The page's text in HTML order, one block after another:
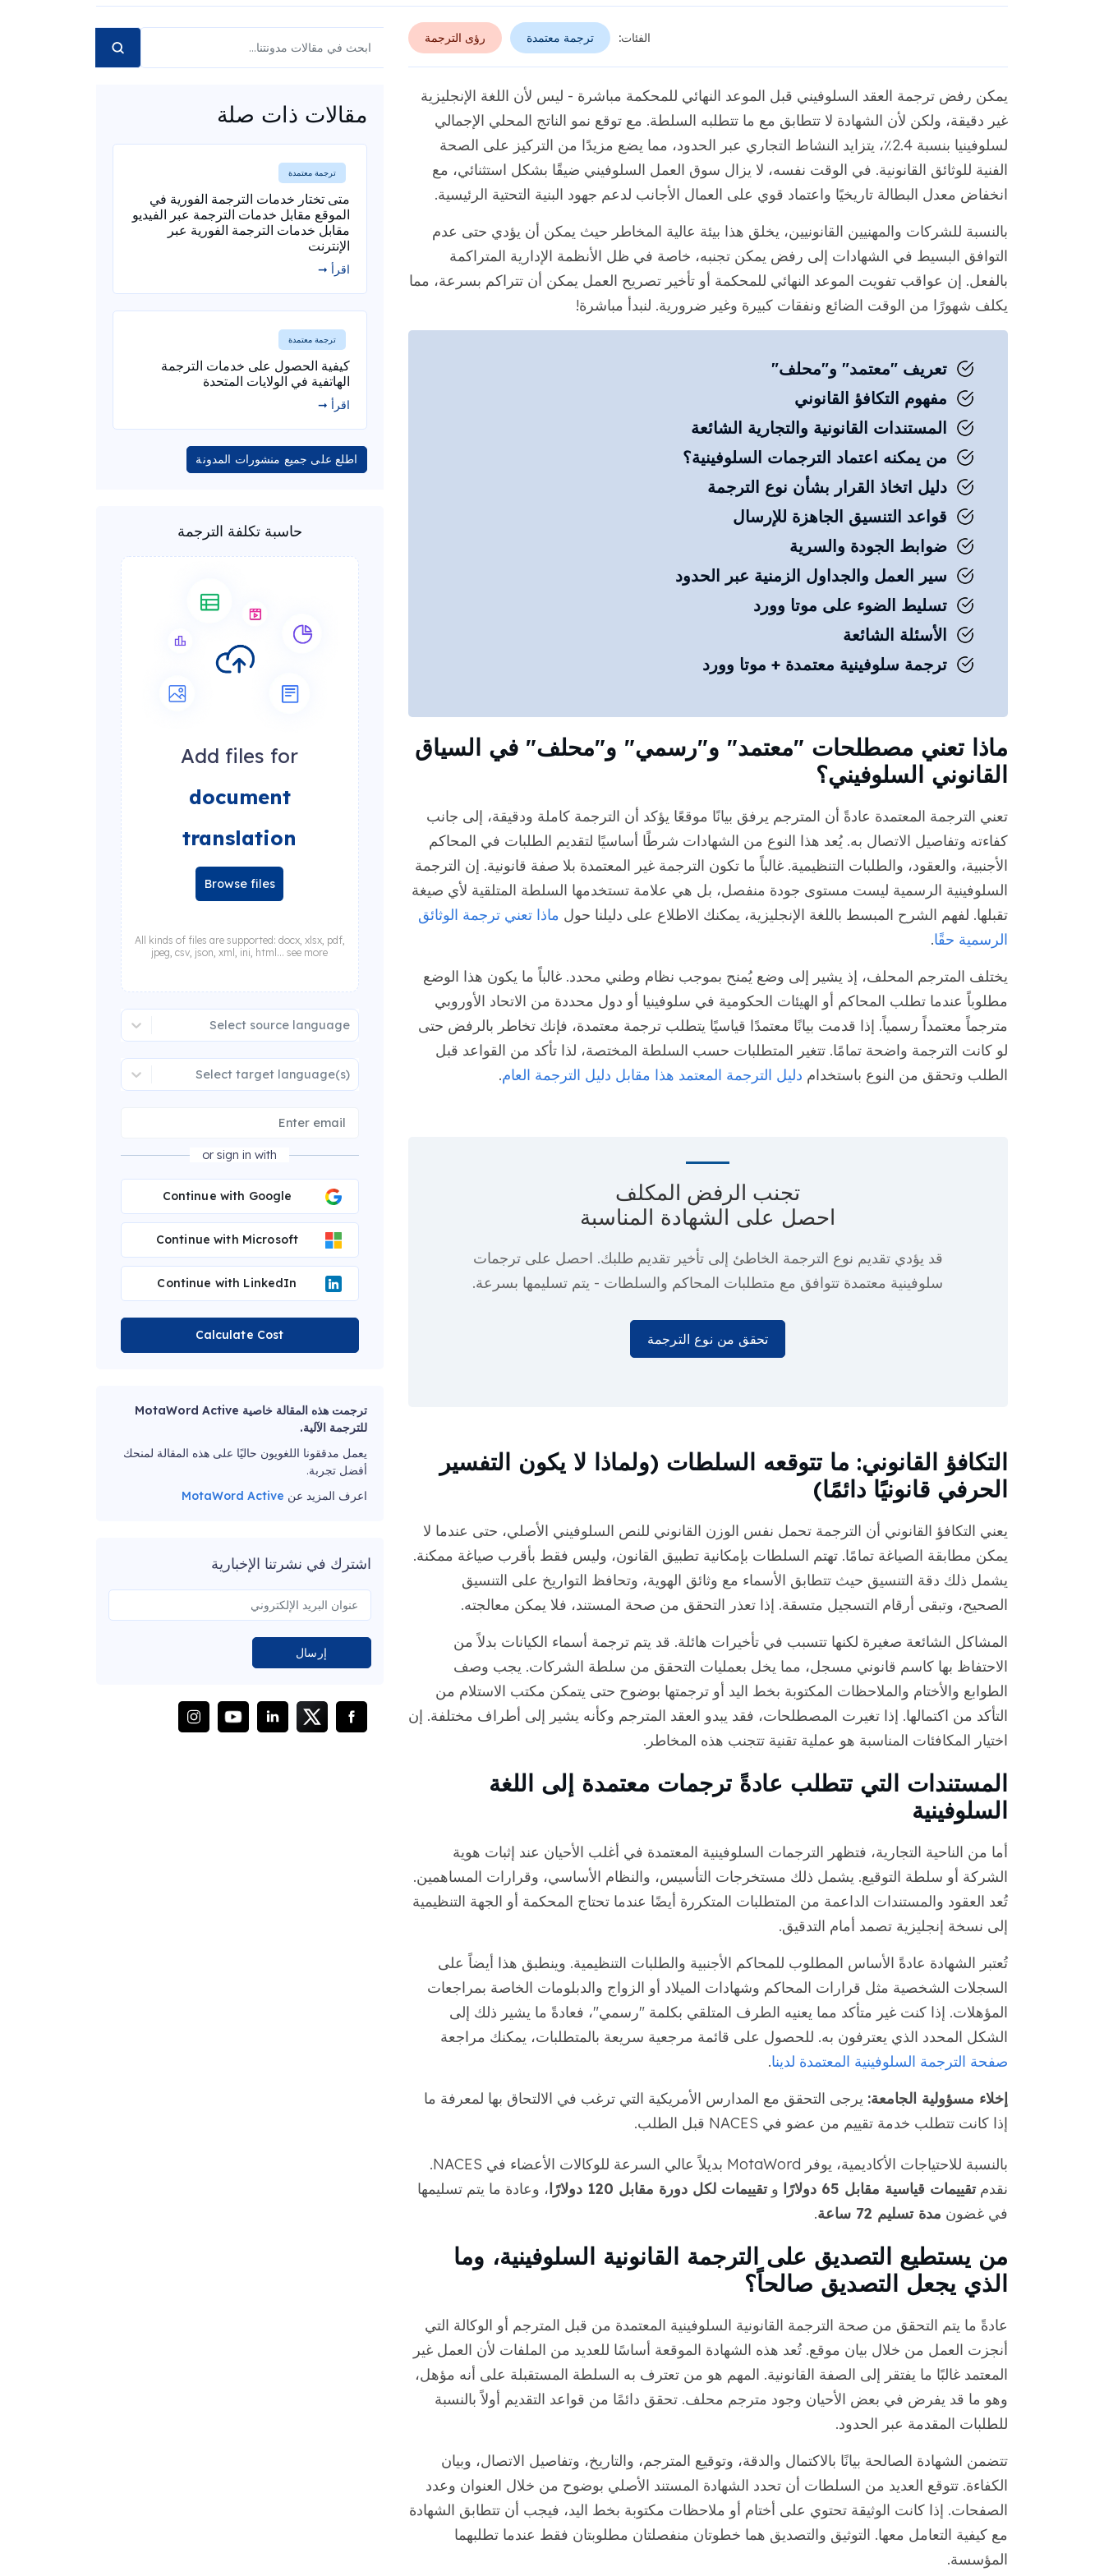
الفئات: ترجمة معتمدة رؤى الترجمة
يمكن رفض ترجمة العقد السلوفيني قبل الموعد النهائي للمحكمة مباشرة - ليس لأن اللغة الإنجليزية
غير دقيقة، ولكن لأن الشهادة لا تتطابق مع ما تتطلبه السلطة. مع توقع نمو الناتج المحلي الإجمالي
لسلوفينيا بنسبة 2.4٪، يتزايد النشاط التجاري عبر الحدود، مما يضع مزيدًا من التركيز على الصحة
الفنية للوثائق القانونية. في الوقت نفسه، لا يزال سوق العمل السلوفيني ضيقًا بشكل استثنائي، مع
انخفاض معدل البطالة تاريخيًا واعتماد قوي على العمال الأجانب لدعم جهود البنية التحتية الرئيسية.
بالنسبة للشركات والمهنيين القانونيين، يخلق هذا بيئة عالية المخاطر حيث يمكن أن يؤدي حتى عدم
التوافق البسيط في الشهادات إلى رفض يمكن تجنبه، خاصة في ظل الأنظمة الإدارية المتراكمة
بالفعل. إن عواقب تفويت الموعد النهائي للمحكمة أو تأخير تصريح العمل يمكن أن تتراكم بسرعة، مما
يكلف شهورًا من الوقت الضائع ونفقات كبيرة وغير ضرورية. لنبدأ مباشرة!
تعريف "معتمد" و"محلف"
مفهوم التكافؤ القانوني
المستندات القانونية والتجارية الشائعة
من يمكنه اعتماد الترجمات السلوفينية؟
دليل اتخاذ القرار بشأن نوع الترجمة
قواعد التنسيق الجاهزة للإرسال
ضوابط الجودة والسرية
سير العمل والجداول الزمنية عبر الحدود
تسليط الضوء على موتا وورد
الأسئلة الشائعة
ترجمة سلوفينية معتمدة + موتا وورد
ماذا تعني مصطلحات "معتمد" و"رسمي" و"محلف" في السياق
القانوني السلوفيني؟
تعني الترجمة المعتمدة عادةً أن المترجم يرفق بيانًا موقعًا يؤكد أن الترجمة كاملة ودقيقة، إلى جانب
كفاءته وتفاصيل الاتصال به. يُعد هذا النوع من الشهادات شرطًا أساسيًا لتقديم الطلبات في المحاكم
الأجنبية، والعقود، والطلبات التنظيمية. غالباً ما تكون الترجمة غير المعتمدة بلا صفة قانونية. إن الترجمة
السلوفينية الرسمية ليست مستوى جودة منفصل، بل هي علامة تستخدمها السلطة المتلقية لأي صيغة
تقبلها. لفهم الشرح المبسط باللغة الإنجليزية، يمكنك الاطلاع على دليلنا حول ماذا تعني ترجمة الوثائق
الرسمية حقًا.
يختلف المترجم المحلف، إذ يشير إلى وضع يُمنح بموجب نظام وطني محدد. غالباً ما يكون هذا الوضع
مطلوباً عندما تطلب المحاكم أو الهيئات الحكومية في سلوفينيا أو دول محددة من الاتحاد الأوروبي
مترجماً معتمداً رسمياً. إذا قدمت بيانًا معتمدًا قياسيًا يتطلب ترجمة معتمدة، فإنك تخاطر بالرفض حتى
لو كانت الترجمة واضحة تمامًا. تتغير المتطلبات حسب السلطة المختصة، لذا تأكد من القواعد قبل
الطلب وتحقق من النوع باستخدام دليل الترجمة المعتمد هذا مقابل دليل الترجمة العام.
تجنب الرفض المكلف
احصل على الشهادة المناسبة
قد يؤدي تقديم نوع الترجمة الخاطئ إلى تأخير تقديم طلبك. احصل على ترجمات
سلوفينية معتمدة تتوافق مع متطلبات المحاكم والسلطات - يتم تسليمها بسرعة.
تحقق من نوع الترجمة
التكافؤ القانوني: ما تتوقعه السلطات (ولماذا لا يكون التفسير
الحرفي قانونيًا دائمًا)
يعني التكافؤ القانوني أن الترجمة تحمل نفس الوزن القانوني للنص السلوفيني الأصلي، حتى عندما لا
يمكن مطابقة الصياغة تمامًا. تهتم السلطات بإمكانية تطبيق القانون، وليس فقط بأقرب صياغة ممكنة.
يشمل ذلك دقة التنسيق حيث تتطابق الأسماء مع وثائق الهوية، وتحافظ التواريخ على التنسيق
الصحيح، وتبقى أرقام التسجيل متسقة. إذا تعذر التحقق من صحة المستند، فلا يمكن معالجته.
المشاكل الشائعة صغيرة لكنها تتسبب في تأخيرات هائلة. قد يتم ترجمة أسماء الكيانات بدلاً من
الاحتفاظ بها كاسم قانوني مسجل، مما يخل بعمليات التحقق من سلطة الشركات. يجب وصف
الطوابع والأختام والملاحظات المكتوبة بخط اليد أو ترجمتها بوضوح حتى يتمكن مكتب الاستلام من
التأكد من اكتمالها. إذا تغيرت المصطلحات، فقد يبدو العقد المترجم وكأنه يشير إلى أطراف مختلفة. إن
اختيار المكافئات المناسبة هو عملية تقنية تتجنب هذه المخاطر.
المستندات التي تتطلب عادةً ترجمات معتمدة إلى اللغة
السلوفينية
أما من الناحية التجارية، فتظهر الترجمات السلوفينية المعتمدة في أغلب الأحيان عند إثبات هوية
الشركة أو سلطة التوقيع. يشمل ذلك مستخرجات التأسيس، والنظام الأساسي، وقرارات المساهمين.
تُعد العقود والمستندات الداعمة من المتطلبات المتكررة أيضًا عندما تحتاج المحكمة أو الجهة التنظيمية
إلى نسخة إنجليزية تصمد أمام التدقيق.
تُعتبر الشهادة عادةً الأساس المطلوب للمحاكم الأجنبية والطلبات التنظيمية. وينطبق هذا أيضاً على
السجلات الشخصية مثل قرارات المحاكم وشهادات الميلاد أو الزواج والدبلومات الخاصة بمراجعات
المؤهلات. إذا كنت غير متأكد مما يعنيه الطرف المتلقي بكلمة "رسمي"، فعادةً ما يشير ذلك إلى
الشكل المحدد الذي يعترفون به. للحصول على قائمة مرجعية سريعة بالمتطلبات، يمكنك مراجعة
صفحة الترجمة السلوفينية المعتمدة لدينا.
إخلاء مسؤولية الجامعة: يرجى التحقق مع المدارس الأمريكية التي ترغب في الالتحاق بها لمعرفة ما
إذا كانت تتطلب خدمة تقييم من عضو في NACES قبل الطلب.
بالنسبة للاحتياجات الأكاديمية، يوفر MotaWord بديلاً عالي السرعة للوكالات الأعضاء في NACES.
نقدمتقييمات قياسية مقابل 65 دولارًا وتقييمات لكل دورة مقابل 120 دولارًا
، وعادة ما يتم تسليمها
في غضون مدة تسليم 72 ساعة .
من يستطيع التصديق على الترجمة القانونية السلوفينية، وما
الذي يجعل التصديق صالحاً؟
عادةً ما يتم التحقق من صحة الترجمة القانونية السلوفينية المعتمدة من قبل المترجم أو الوكالة التي
أنجزت العمل من خلال بيان موقع. تُعد هذه الشهادة الموقعة أساسًا للعديد من الملفات لأن العمل غير
المعتمد غالبًا ما يفتقر إلى الصفة القانونية. المهم هو من تعترف به السلطة المستقبلة على أنه مؤهل،
وهو ما قد يفرض في بعض الأحيان وجود مترجم محلف. تحقق دائمًا من قواعد التقديم أولاً بالنسبة
للطلبات المقدمة عبر الحدود.
تتضمن الشهادة الصالحة بيانًا بالاكتمال والدقة، وتوقيع المترجم، والتاريخ، وتفاصيل الاتصال، وبيان
الكفاءة. تتوقع العديد من السلطات أن تحدد الشهادة المستند الأصلي بوضوح من خلال العنوان وعدد
الصفحات. إذا كانت الوثيقة تحتوي على أختام أو ملاحظات مكتوبة بخط اليد، فيجب أن تتطابق الشهادة
مع كيفية التعامل معها. التوثيق والتصديق هما خطوتان منفصلتان مطلوبتان فقط عندما تطلبهما
المؤسسة.
مقالات ذات صلة
ترجمة معتمدة
متى تختار خدمات الترجمة الفورية في
الموقع مقابل خدمات الترجمة عبر الفيديو
مقابل خدمات الترجمة الفورية عبر
الإنترنت
اقرأ ➞
ترجمة معتمدة
كيفية الحصول على خدمات الترجمة
الهاتفية في الولايات المتحدة
اقرأ ➞
اطلع على جميع منشورات المدونة
حاسبة تكلفة الترجمة
Add files for
document
translation
Browse files
All kinds of files are supported: docx, xlsx, pdf,
jpeg, csv, json, xml, ini, html... see more
Select source language
Select target language(s)
or sign in with
Continue with Google
Continue with Microsoft
Continue with LinkedIn
Calculate Cost
ترجمت هذه المقالة خاصية MotaWord Active
للترجمة الآلية.
يعمل مدققونا اللغويون حاليًا على هذه المقالة لمنحك
أفضل تجربة.
اعرف المزيد عن MotaWord Active
اشترك في نشرتنا الإخبارية
إرسال